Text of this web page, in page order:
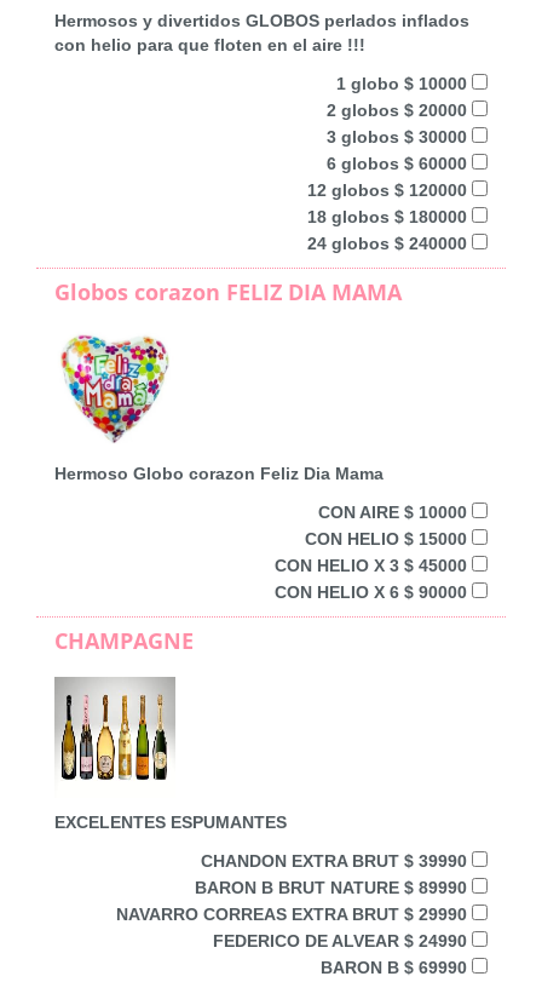
Hermosos y divertidos GLOBOS perlados inflados
con helio para que floten en el aire !!!
1 globo $ 10000
2 globos $ 20000
3 globos $ 30000
6 globos $ 60000
12 globos $ 120000
18 globos $ 180000
24 globos $ 240000
Globos corazon FELIZ DIA MAMA
Hermoso Globo corazon Feliz Dia Mama
CON AIRE $ 10000
CON HELIO $ 15000
CON HELIO X 3 $ 45000
CON HELIO X 6 $ 90000
CHAMPAGNE
EXCELENTES ESPUMANTES
CHANDON EXTRA BRUT $ 39990
BARON B BRUT NATURE $ 89990
NAVARRO CORREAS EXTRA BRUT $ 29990
FEDERICO DE ALVEAR $ 24990
BARON B $ 69990